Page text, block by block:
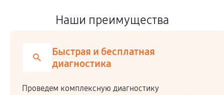
Наши преимущества
Честная стоимость
Мы сотрудничаем напрямую c